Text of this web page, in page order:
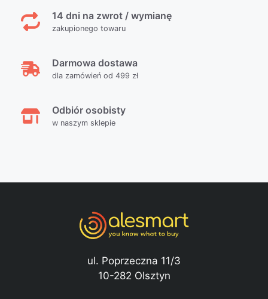
14 dni na zwrot / wymianę
zakupionego towaru
Darmowa dostawa
dla zamówień od 499 zł
Odbiór osobisty
w naszym sklepie
ul. Poprzeczna 11/3
10-282 Olsztyn